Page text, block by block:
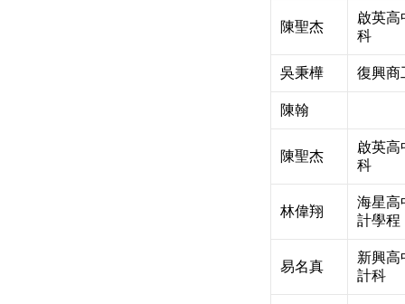
陳聖杰
啟英高
科
吳秉樺 復興商
陳翰
陳聖杰
啟英高
科
林偉翔
海星高
計學程
易名真
新興高
計科